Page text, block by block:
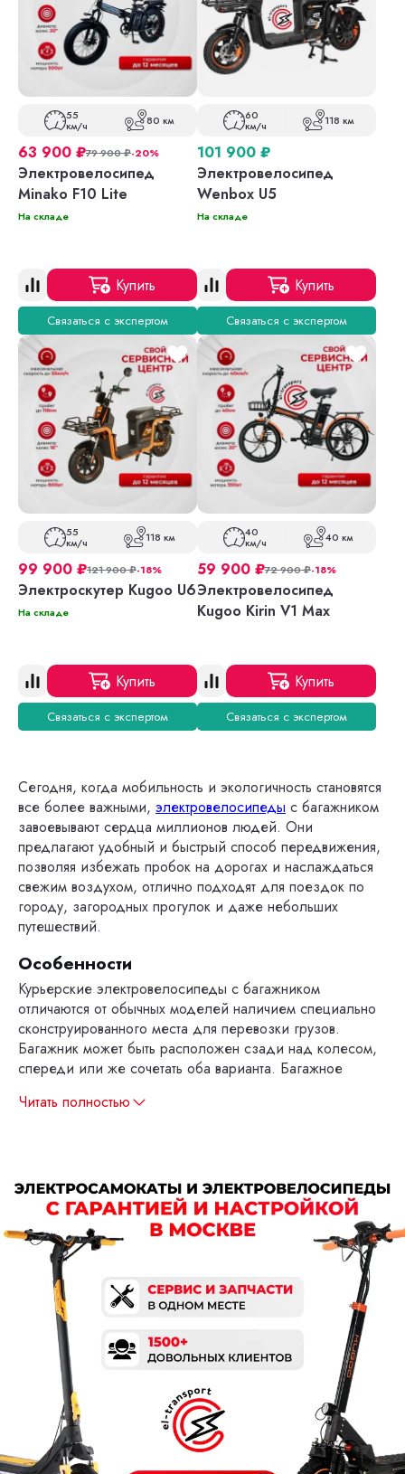
55
км/ч 80 км
63 900 ₽79 900₽-20%
Электровелосипед
Minako F10 Lite
На складе
Купить
Связаться с экспертом
60
км/ч 118 км
101 900 ₽
Электровелосипед
Wenbox U5
На складе
Купить
Связаться с экспертом
55
км/ч 118 км
99 900 ₽121 900₽-18%
Электроскутер Kugoo U6
На складе
Купить
Связаться с экспертом
40
км/ч 40 км
59 900 ₽72 900₽-18%
Электровелосипед
Kugoo Kirin V1 Max
Купить
Связаться с экспертом
Сегодня, когда мобильность и экологичность становятся
все более важными, электровелосипеды с багажником
завоевывают сердца миллионов людей. Они
предлагают удобный и быстрый способ передвижения,
позволяя избежать пробок на дорогах и наслаждаться
свежим воздухом, отлично подходят для поездок по
городу, загородных прогулок и даже небольших
путешествий.
Особенности
Курьерские электровелосипеды с багажником
отличаются от обычных моделей наличием специально
сконструированного места для перевозки грузов.
Багажник может быть расположен сзади над колесом,
спереди или же сочетать оба варианта. Багажное
Читать полностью